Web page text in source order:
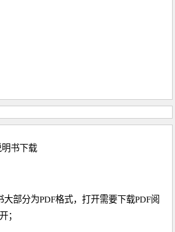
书下载
部分为PDF格式，打开需要下载PDF阅
；